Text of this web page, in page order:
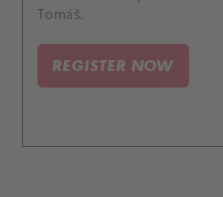
Tomáš.
REGISTER NOW